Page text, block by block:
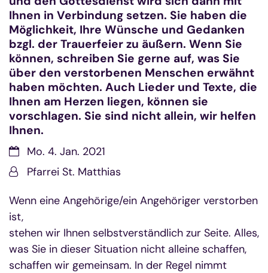
Ihnen in Verbindung setzen. Sie haben die
Möglichkeit, Ihre Wünsche und Gedanken
bzgl. der Trauerfeier zu äußern. Wenn Sie
können, schreiben Sie gerne auf, was Sie
über den verstorbenen Menschen erwähnt
haben möchten. Auch Lieder und Texte, die
Ihnen am Herzen liegen, können sie
vorschlagen. Sie sind nicht allein, wir helfen
Ihnen.
Datum:Mo. 4. Jan. 2021
Von:Pfarrei St. Matthias
Wenn eine Angehörige/ein Angehöriger verstorben
ist,
stehen wir Ihnen selbstverständlich zur Seite. Alles,
was Sie in dieser Situation nicht alleine schaffen,
schaffen wir gemeinsam. In der Regel nimmt